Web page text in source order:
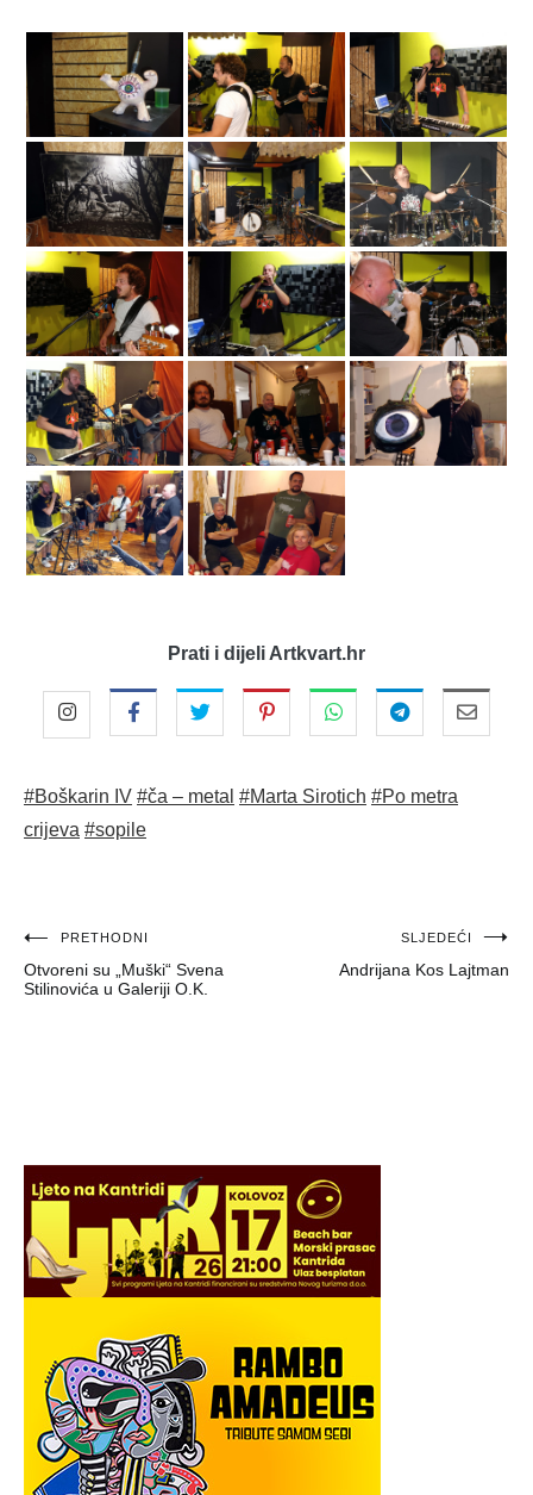
Prati i dijeli Artkvart.hr
#Boškarin IV #ča – metal #Marta Sirotich #Po metra
crijeva #sopile
Navigacija
objava
PRETHODNI
Otvoreni su „Muški“ Svena
Stilinovića u Galeriji O.K.
SLJEDEĆI
Andrijana Kos Lajtman